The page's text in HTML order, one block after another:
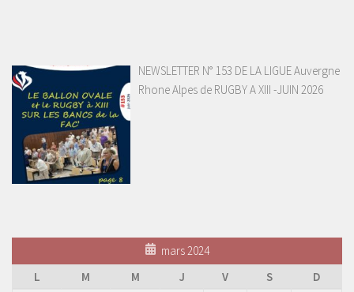
NEWSLETTER N° 153 DE LA LIGUE Auvergne
Rhone Alpes de RUGBY A XIII -JUIN 2026
mars 2024
L
M M J V S
D